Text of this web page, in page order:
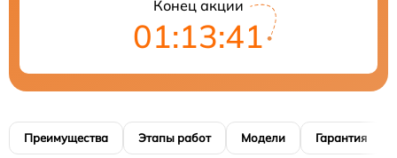
Конец акции
01:13:40
Преимущества Этапы работ Модели Гарантия